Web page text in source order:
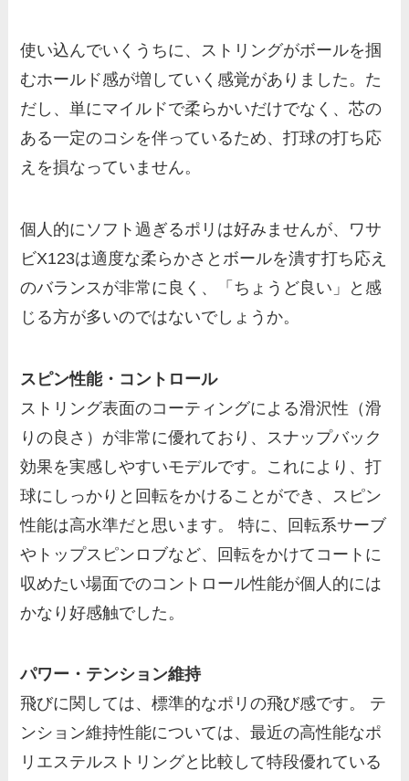
使い込んでいくうちに、ストリングがボールを掴
むホールド感が増していく感覚がありました。た
だし、単にマイルドで柔らかいだけでなく、芯の
ある一定のコシを伴っているため、打球の打ち応
えを損なっていません。
個人的にソフト過ぎるポリは好みませんが、ワサ
ビX123は適度な柔らかさとボールを潰す打ち応え
のバランスが非常に良く、「ちょうど良い」と感
じる方が多いのではないでしょうか。
スピン性能・コントロール
ストリング表面のコーティングによる滑沢性（滑
りの良さ）が非常に優れており、スナップバック
効果を実感しやすいモデルです。これにより、打
球にしっかりと回転をかけることができ、スピン
性能は高水準だと思います。 特に、回転系サーブ
やトップスピンロブなど、回転をかけてコートに
収めたい場面でのコントロール性能が個人的には
かなり好感触でした。
パワー・テンション維持
飛びに関しては、標準的なポリの飛び感です。 テ
ンション維持性能については、最近の高性能なポ
リエステルストリングと比較して特段優れている